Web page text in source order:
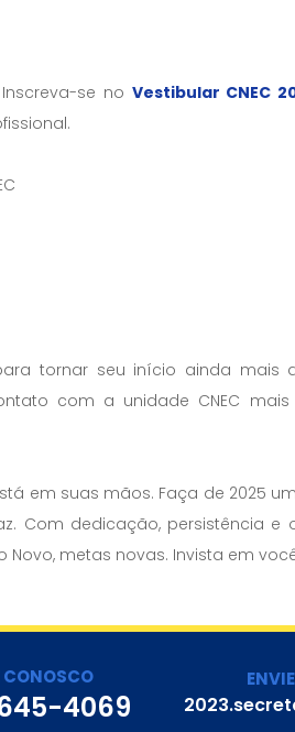
se no Vestibular CNEC
tornar seu início ainda mais
com a unidade CNEC
em suas mãos. Faça de 2025
Com dedicação, persistência e
Novo, metas novas. Invista em
CONOSCO
4069